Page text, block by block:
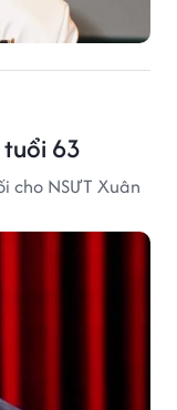
tuổi 63
cho NSƯT Xuân